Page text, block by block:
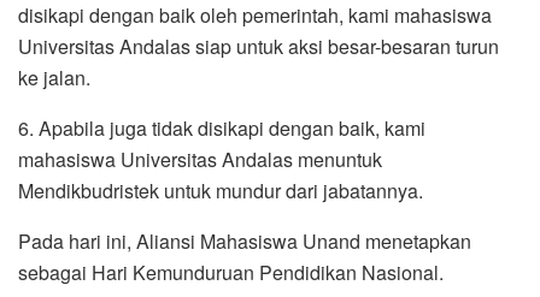
disikapi dengan baik oleh pemerintah, kami mahasiswa
Universitas Andalas siap untuk aksi besar-besaran turun
ke jalan.
6. Apabila juga tidak disikapi dengan baik, kami
mahasiswa Universitas Andalas menuntuk
Mendikbudristek untuk mundur dari jabatannya.
Pada hari ini, Aliansi Mahasiswa Unand menetapkan
sebagai Hari Kemunduruan Pendidikan Nasional.